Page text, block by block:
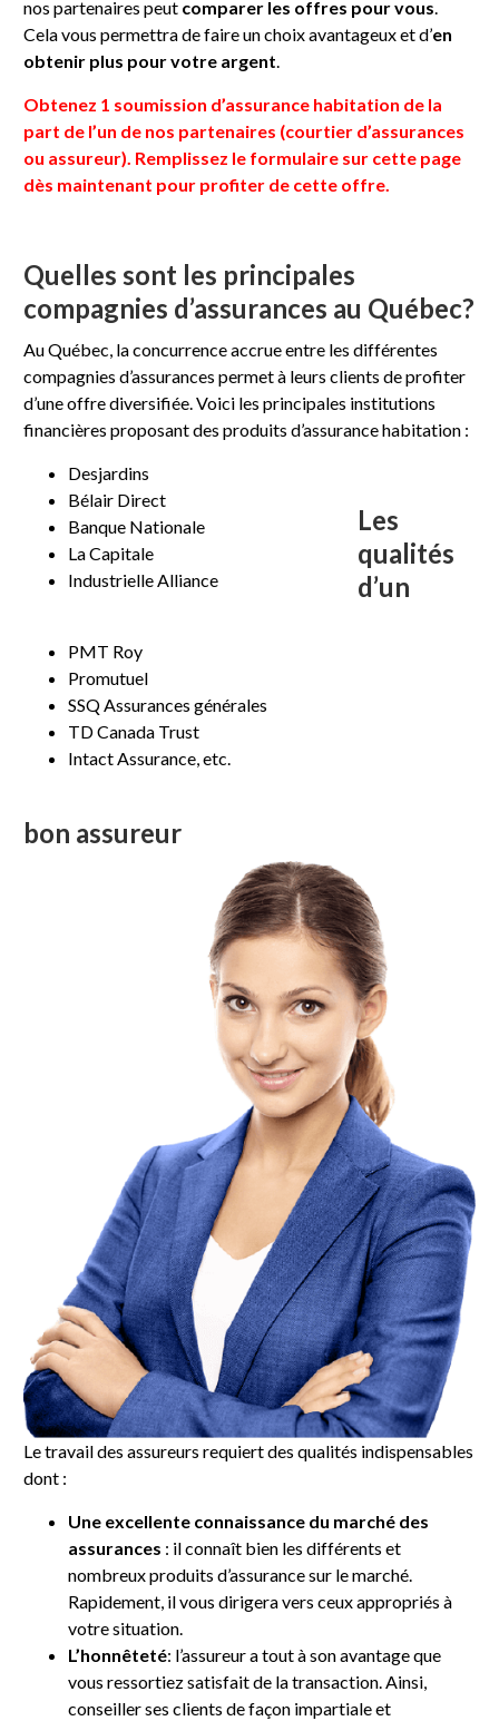
nos partenaires peut comparer les offres pour vous.
Cela vous permettra de faire un choix avantageux et d’en
obtenir plus pour votre argent.
Obtenez 1 soumission d’assurance habitation de la
part de l’un de nos partenaires (courtier d’assurances
ou assureur). Remplissez le formulaire sur cette page
dès maintenant pour profiter de cette offre.
Quelles sont les principales
compagnies d’assurances au Québec?
Au Québec, la concurrence accrue entre les différentes
compagnies d’assurances permet à leurs clients de profiter
d’une offre diversifiée. Voici les principales institutions
financières proposant des produits d’assurance habitation :
Desjardins
Bélair Direct
Banque Nationale
La Capitale
Industrielle Alliance
PMT Roy
Promutuel
SSQ Assurances générales
TD Canada Trust
Intact Assurance, etc.
Les
qualités
d’un
bon assureur
Le travail des assureurs requiert des qualités indispensables
dont :
Une excellente connaissance du marché des
assurances : il connaît bien les différents et
nombreux produits d’assurance sur le marché.
Rapidement, il vous dirigera vers ceux appropriés à
votre situation.
L’honnêteté: l’assureur a tout à son avantage que
vous ressortiez satisfait de la transaction. Ainsi,
conseiller ses clients de façon impartiale et